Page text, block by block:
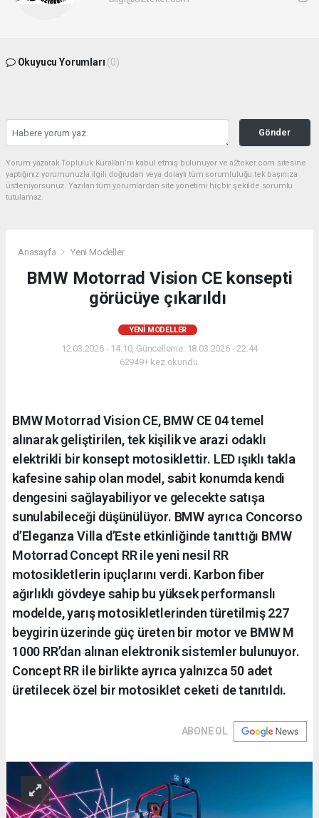
Okuyucu Yorumları (0)
Gönder
Yorum yazarak Topluluk Kuralları’nı kabul etmiş bulunuyor ve a2teker.com sitesine
yaptığınız yorumunuzla ilgili doğrudan veya dolaylı tüm sorumluluğu tek başınıza
üstleniyorsunuz. Yazılan tüm yorumlardan site yönetimi hiçbir şekilde sorumlu
tutulamaz.
Anasayfa Yeni Modeller
BMW Motorrad Vision CE konsepti
görücüye çıkarıldı
YENI MODELLER
12.03.2026 - 14:10, Güncelleme: 18.03.2026 - 22:44
62949+ kez okundu.
BMW Motorrad Vision CE, BMW CE 04 temel
alınarak geliştirilen, tek kişilik ve arazi odaklı
elektrikli bir konsept motosiklettir. LED ışıklı takla
kafesine sahip olan model, sabit konumda kendi
dengesini sağlayabiliyor ve gelecekte satışa
sunulabileceği düşünülüyor. BMW ayrıca Concorso
d’Eleganza Villa d’Este etkinliğinde tanıttığı BMW
Motorrad Concept RR ile yeni nesil RR
motosikletlerin ipuçlarını verdi. Karbon fiber
ağırlıklı gövdeye sahip bu yüksek performanslı
modelde, yarış motosikletlerinden türetilmiş 227
beygirin üzerinde güç üreten bir motor ve BMW M
1000 RR’dan alınan elektronik sistemler bulunuyor.
Concept RR ile birlikte ayrıca yalnızca 50 adet
üretilecek özel bir motosiklet ceketi de tanıtıldı.
ABONE OL